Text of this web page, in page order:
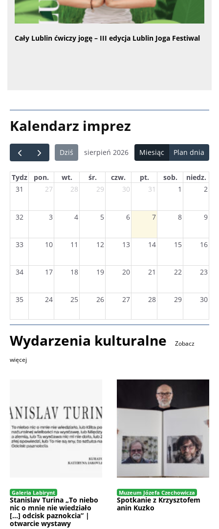
Cały Lublin ćwiczy jogę – III edycja Lublin Joga Festiwal
Kalendarz imprez
Dziś sierpień 2026 Miesiąc Plan dnia
Tydz pon. wt. śr. czw. pt. sob.
niedz.
31
27 28 29 30 31 1 2
32 3 4 5 6 7 8 9
33 10 11 12 13 14 15 16
34 17 18 19 20 21 22 23
35 24 25 26 27 28 29 30
36 31 1 2 3 4 5 6
Wydarzenia kulturalne
Zobacz
więcej
Galeria Labirynt
Stanislav Turina „To niebo
nic o mnie nie wiedziało
[…] odcisk paznokcia” |
otwarcie wystawy
Muzeum Józefa Czechowicza
Spotkanie z Krzysztofem
anin Kuzko